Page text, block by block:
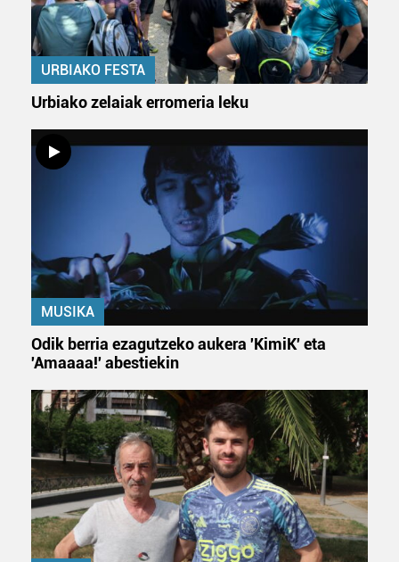
URBIAKO FESTA
Urbiako zelaiak erromeria leku
MUSIKA
Odik berria ezagutzeko aukera 'KimiK' eta
'Amaaaa!' abestiekin